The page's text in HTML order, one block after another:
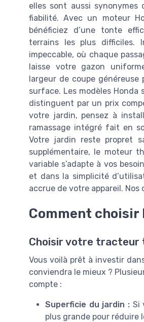
elles sont aussi synonymes
fiabilité. Avec un moteur
bénéficiez d’une tonte
terrains les plus difficiles.
impeccable, où chaque
laisse votre gazon
largeur de coupe
surface. Les modèles
distinguent par un prix
votre jardin, pensez à
ramassage intégré fait en
Votre jardin reste propret
supplémentaire, le moteur
variable s’adapte à vos
et dans la simplicité
accrue de votre appareil.
Comment choisir
Choisir votre tracteur
Vous voilà prêt à investir
conviendra le mieux ?
compte :
Superficie du jardin : Si
plus grande pour réduire